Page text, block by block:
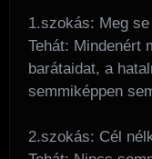
1.szokás: Meg
Tehát: Mindenért
barátaidat, a
semmiképpen
2.szokás: Cél